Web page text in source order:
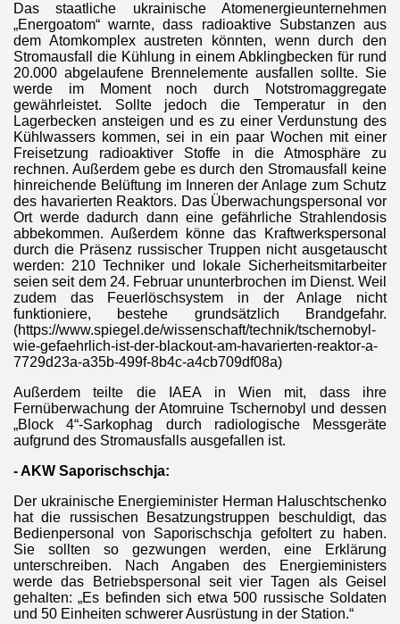
Das staatliche ukrainische Atomenergieunternehmen
„Energoatom“ warnte, dass radioaktive Substanzen aus
dem Atomkomplex austreten könnten, wenn durch den
Stromausfall die Kühlung in einem Abklingbecken für rund
20.000 abgelaufene Brennelemente ausfallen sollte. Sie
werde im Moment noch durch Notstromaggregate
gewährleistet. Sollte jedoch die Temperatur in den
Lagerbecken ansteigen und es zu einer Verdunstung des
Kühlwassers kommen, sei in ein paar Wochen mit einer
Freisetzung radioaktiver Stoffe in die Atmosphäre zu
rechnen. Außerdem gebe es durch den Stromausfall keine
hinreichende Belüftung im Inneren der Anlage zum Schutz
des havarierten Reaktors. Das Überwachungspersonal vor
Ort werde dadurch dann eine gefährliche Strahlendosis
abbekommen. Außerdem könne das Kraftwerkspersonal
durch die Präsenz russischer Truppen nicht ausgetauscht
werden: 210 Techniker und lokale Sicherheitsmitarbeiter
seien seit dem 24. Februar ununterbrochen im Dienst. Weil
zudem das Feuerlöschsystem in der Anlage nicht
funktioniere, bestehe grundsätzlich Brandgefahr.
(https://www.spiegel.de/wissenschaft/technik/tschernobyl-
wie-gefaehrlich-ist-der-blackout-am-havarierten-reaktor-a-
7729d23a-a35b-499f-8b4c-a4cb709df08a)
Außerdem teilte die IAEA in Wien mit, dass ihre
Fernüberwachung der Atomruine Tschernobyl und dessen
„Block 4“-Sarkophag durch radiologische Messgeräte
aufgrund des Stromausfalls ausgefallen ist.
- AKW Saporischschja:
Der ukrainische Energieminister Herman Haluschtschenko
hat die russischen Besatzungstruppen beschuldigt, das
Bedienpersonal von Saporischschja gefoltert zu haben.
Sie sollten so gezwungen werden, eine Erklärung
unterschreiben. Nach Angaben des Energieministers
werde das Betriebspersonal seit vier Tagen als Geisel
gehalten: „Es befinden sich etwa 500 russische Soldaten
und 50 Einheiten schwerer Ausrüstung in der Station.“